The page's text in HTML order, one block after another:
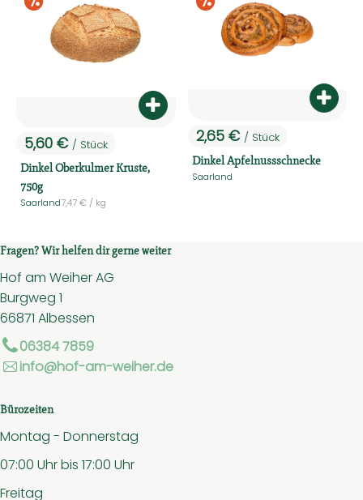
Kühltheke
Backwaren
Haushalt & Co
Hoffest 2026
Hauslieferservice - So geht's
Solidarbeitrag
, Preis:
5,60 € / Stück
Dinkel Oberkulmer Kruste,
750g
, Herkunft:
Saarland, Referenzpreis:
7,47 € / kg
Produkt zum Warenkorb
, Preis:
2,65 € / Stück
Dinkel Apfelnussschnecke
, Herkunft:
Saarland
Fragen? Wir helfen dir gerne weiter
Hof am Weiher AG
Burgweg 1
66871 Albessen
06384 7859
info@hof-am-weiher.de
Bürozeiten
Montag - Donnerstag
07:00 Uhr bis 17:00 Uhr
Freitag